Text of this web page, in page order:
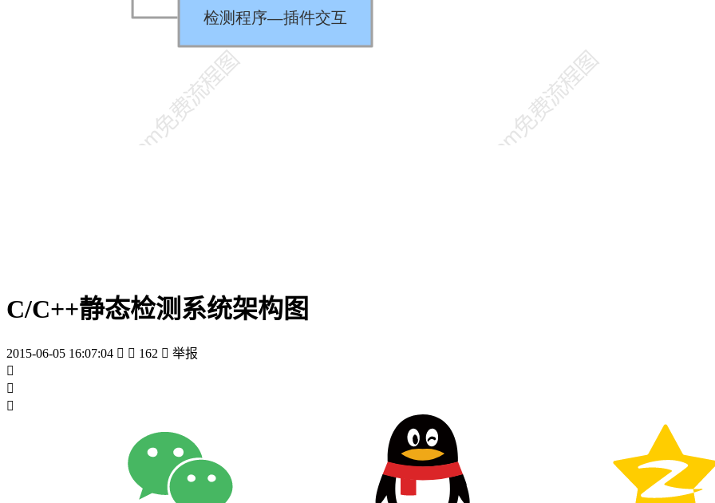
C/C++静态检测系统架构图
2015-06-05 16:07:04   162  举报


